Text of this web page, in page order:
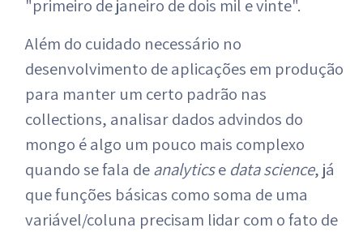
"primeiro de janeiro de dois mil e vinte".
Além do cuidado necessário no
desenvolvimento de aplicações em produção
para manter um certo padrão nas
collections, analisar dados advindos do
mongo é algo um pouco mais complexo
quando se fala deanalyticse data science, já
que funções básicas como soma de uma
variável/coluna precisam lidar com o fato de